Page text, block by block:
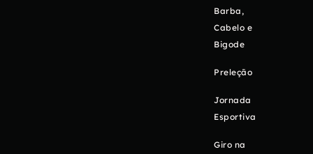
Barba,
Cabelo e
Bigode
Preleção
Jornada
Esportiva
Giro na